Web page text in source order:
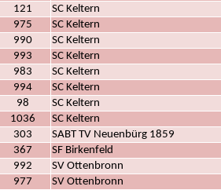
121
SC Keltern
975
SC Keltern
990
SC Keltern
993
SC Keltern
983
SC Keltern
994
SC Keltern
98
SC Keltern
1036
SC Keltern
303
SABT TV Neuenbürg 1859
367
SF Birkenfeld
992
SV Ottenbronn
977
SV Ottenbronn